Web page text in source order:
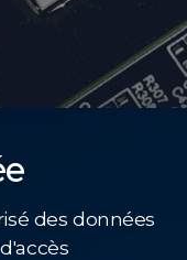
des données